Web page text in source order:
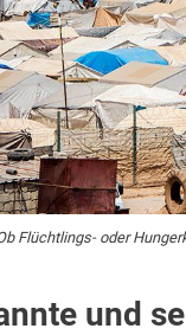
Flüchtlings- oder
und